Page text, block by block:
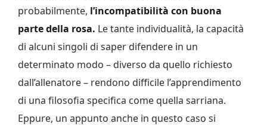
probabilmente, l’incompatibilità con buona
parte della rosa. Le tante individualità, la capacità
di alcuni singoli di saper difendere in un
determinato modo – diverso da quello richiesto
dall’allenatore – rendono difficile l’apprendimento
di una filosofia specifica come quella sarriana.
Eppure, un appunto anche in questo caso si